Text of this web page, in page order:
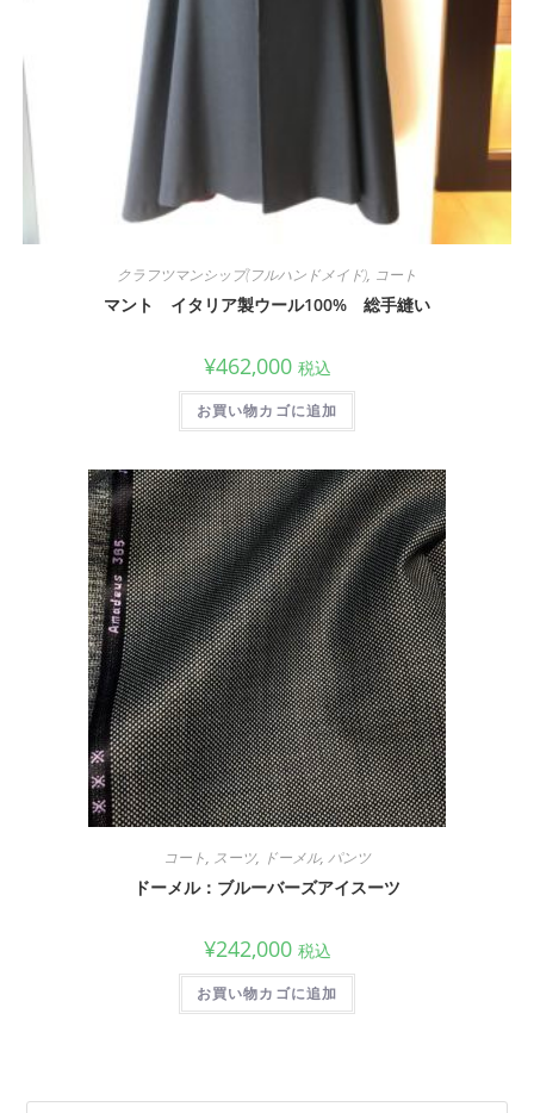
クラフツマンシップ(フルハンドメイド), コート
マント イタリア製ウール100% 総手縫い
¥462,000 税込
お買い物カゴに追加
コート, スーツ, ドーメル, パンツ
ドーメル：ブルーバーズアイスーツ
¥242,000 税込
お買い物カゴに追加